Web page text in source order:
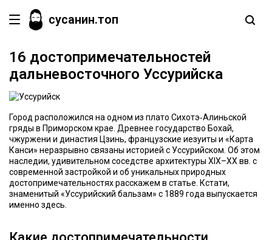
сусанин.топ
16 достопримечательностей
дальневосточного Уссурийска
Город расположился на одном из плато Сихотэ‑Алиньской
гряды в Приморском крае. Древнее государство Бохай,
чжуржени и династия Цзинь, французские иезуиты и «Карта
Канси» неразрывно связаны историей с Уссурийском. Об этом
наследии, удивительном соседстве архитектуры XIX–XX вв. с
современной застройкой и об уникальных природных
достопримечательностях расскажем в статье. Кстати,
знаменитый «Уссурийский бальзам» с 1889 года выпускается
именно здесь.